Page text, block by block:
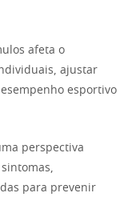
afeta o
ajustar
esportivo
perspectiva
para prevenir